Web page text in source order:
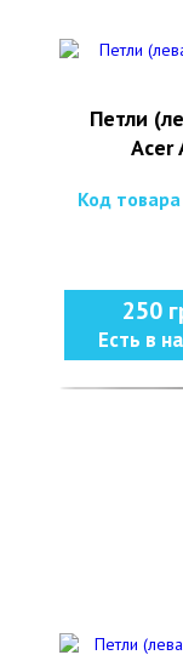
Петли
Acer
Код
250
Есть в